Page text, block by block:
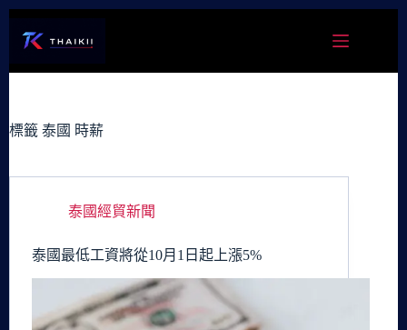
容
標籤 泰國 時薪
泰國經貿新聞
泰國最低工資將從10月1日起上漲5%